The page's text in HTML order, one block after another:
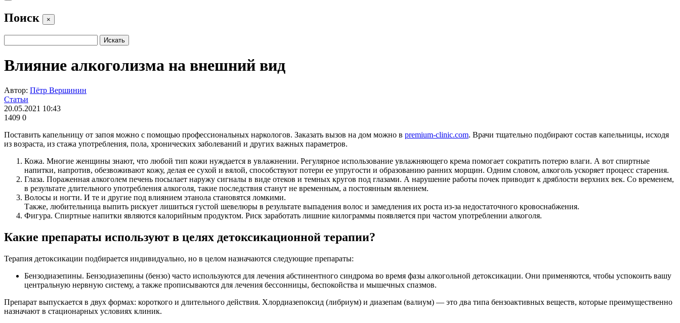
Поиск ×
Влияние алкоголизма на внешний вид
Автор: Пётр Вершинин
Статьи
20.05.2021 10:43
1409 0
Поставить капельницу от запоя можно с помощью профессиональных наркологов. Заказать вызов на дом можно в premium-clinic.com. Врачи тщательно подбирают состав капельницы, исходя
из возраста, из стажа употребления, пола, хронических заболеваний и других важных параметров.
Кожа. Многие женщины знают, что любой тип кожи нуждается в увлажнении. Регулярное использование увлажняющего крема помогает сократить потерю влаги. А вот спиртные
напитки, напротив, обезвоживают кожу, делая ее сухой и вялой, способствуют потери ее упругости и образованию ранних морщин. Одним словом, алкоголь ускоряет процесс старения.
Глаза. Пораженная алкоголем печень посылает наружу сигналы в виде отеков и темных кругов под глазами. А нарушение работы почек приводит к дряблости верхних век. Со временем,
в результате длительного употребления алкоголя, такие последствия станут не временным, а постоянным явлением.
Волосы и ногти. И те и другие под влиянием этанола становятся ломкими.
Также, любительница выпить рискует лишиться густой шевелюры в результате выпадения волос и замедления их роста из-за недостаточного кровоснабжения.
Фигура. Спиртные напитки являются калорийным продуктом. Риск заработать лишние килограммы появляется при частом употреблении алкоголя.
Какие препараты используют в целях детоксикационной терапии?
Терапия детоксикации подбирается индивидуально, но в целом назначаются следующие препараты:
Бензодиазепины. Бензодиазепины (бензо) часто используются для лечения абстинентного синдрома во время фазы алкогольной детоксикации. Они применяются, чтобы успокоить вашу
центральную нервную систему, а также прописываются для лечения бессонницы, беспокойства и мышечных спазмов.
Препарат выпускается в двух формах: короткого и длительного действия. Хлордиазепоксид (либриум) и диазепам (валиум) — это два типа бензоактивных веществ, которые преимущественно
назначают в стационарных условиях клиник.